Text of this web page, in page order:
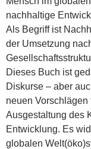
nachhaltige
Als Begriff ist
der Umsetzung
Dieses Buch ist
Diskurse – aber
neuen
Ausgestaltung des
Entwicklung. Es
globalen